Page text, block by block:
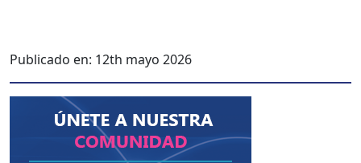
Publicado en: 12th mayo 2026